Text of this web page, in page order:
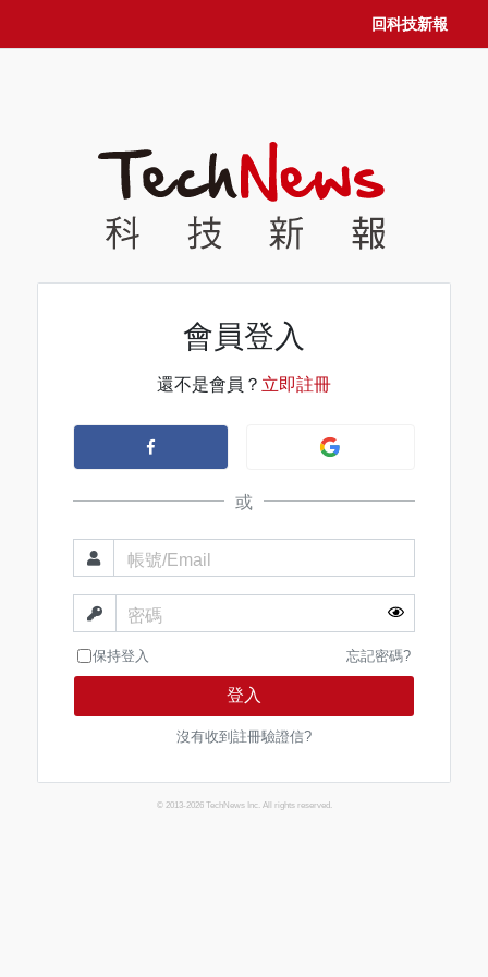
回科技新報
會員登入
還不是會員？ 立即註冊
或
帳號/Email
密碼
保持登入 忘記密碼?
登入
沒有收到註冊驗證信?
© 2013-2026 TechNews Inc. All rights reserved.